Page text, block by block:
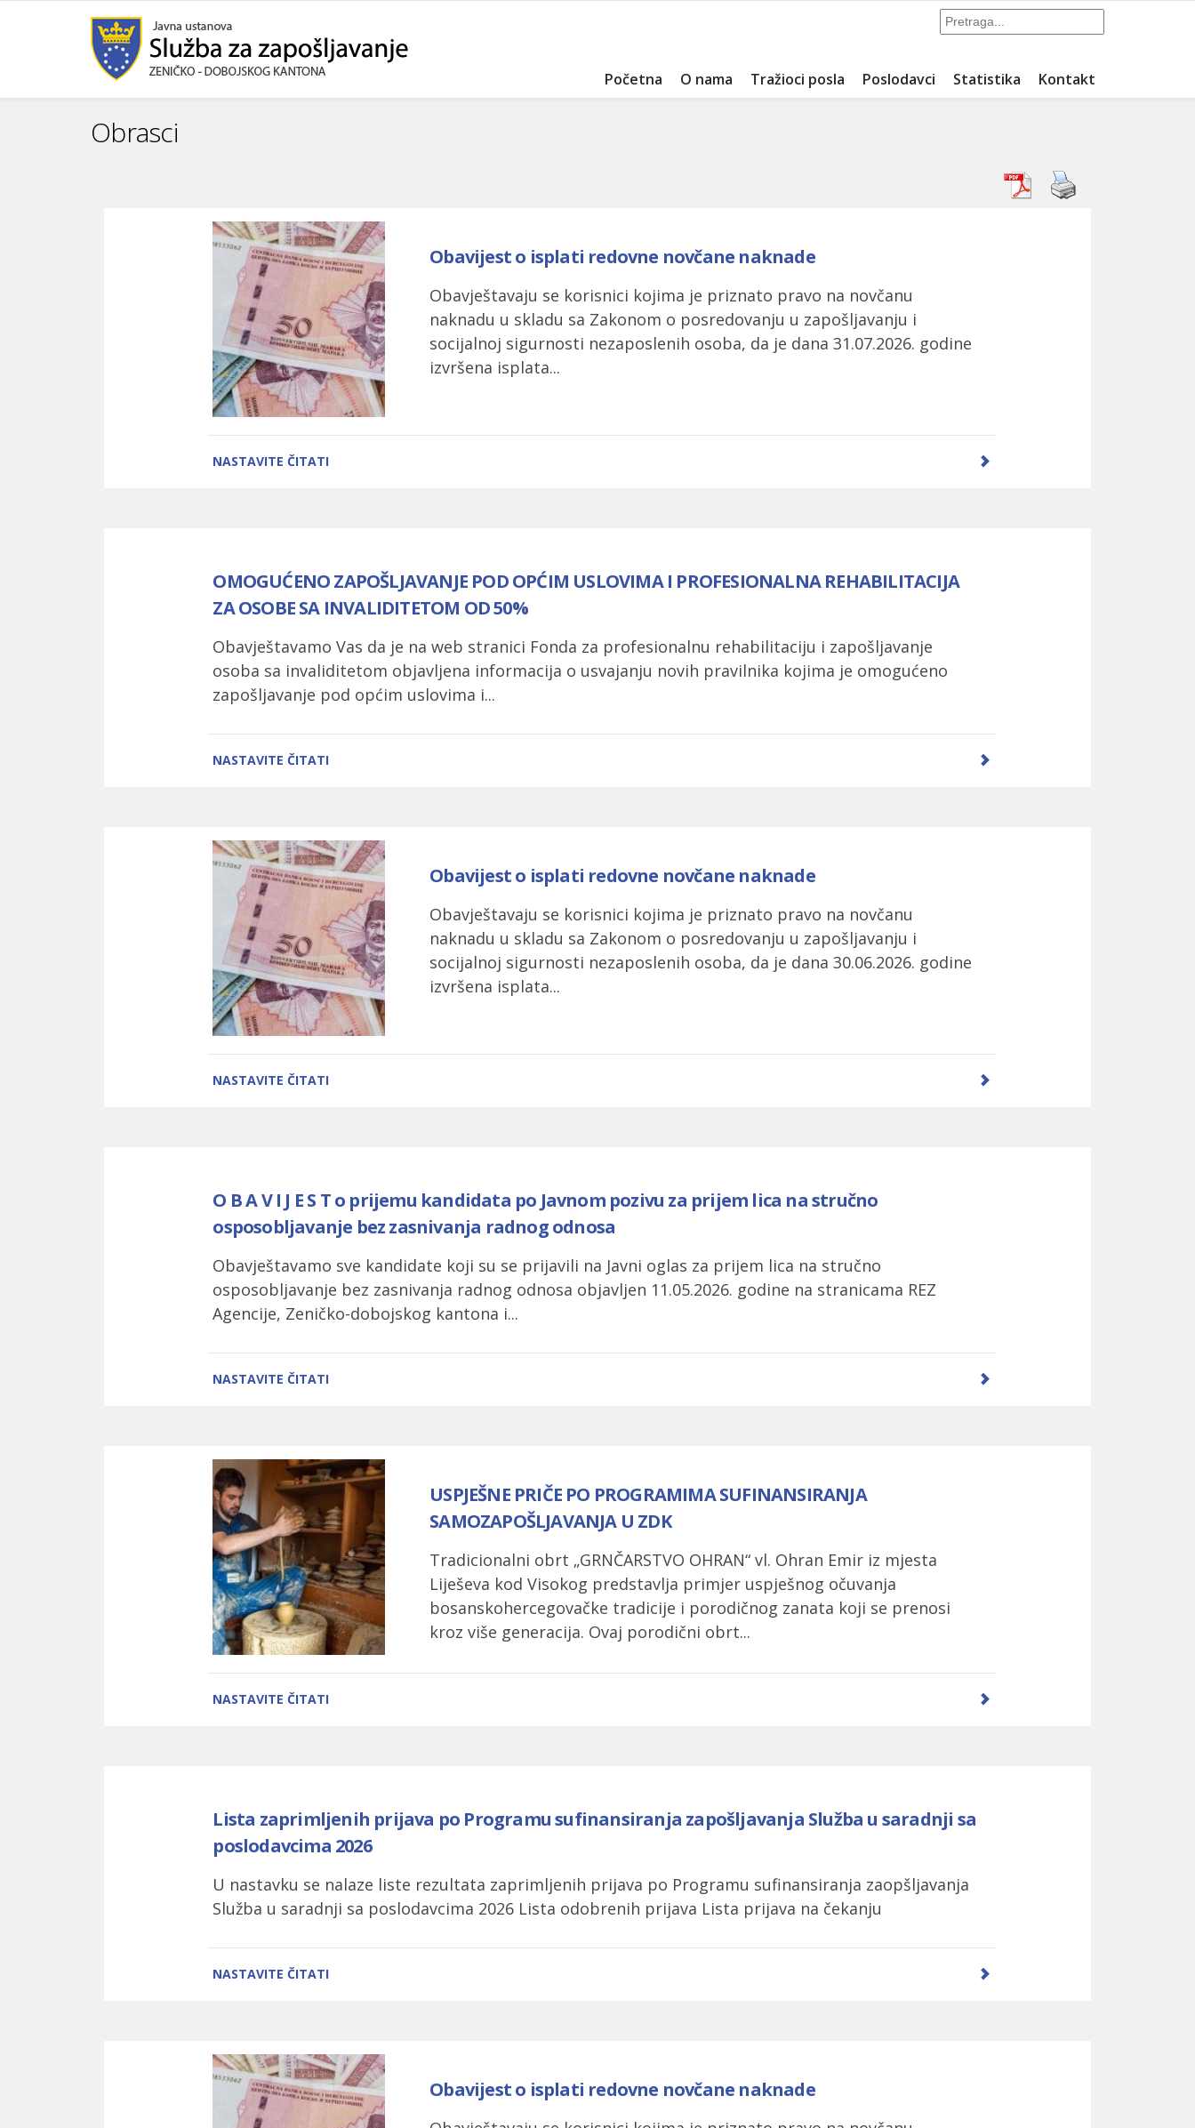
Početna O nama Tražioci posla Poslodavci Statistika Kontakt
Obrasci
Obavijest o isplati redovne novčane naknade
Obavještavaju se korisnici kojima je priznato pravo na novčanu
naknadu u skladu sa Zakonom o posredovanju u zapošljavanju i
socijalnoj sigurnosti nezaposlenih osoba, da je dana 31.07.2026. godine
izvršena isplata...
NASTAVITE ČITATI
OMOGUĆENO ZAPOŠLJAVANJE POD OPĆIM USLOVIMA I PROFESIONALNA REHABILITACIJA
ZA OSOBE SA INVALIDITETOM OD 50%
Obavještavamo Vas da je na web stranici Fonda za profesionalnu rehabilitaciju i zapošljavanje
osoba sa invaliditetom objavljena informacija o usvajanju novih pravilnika kojima je omogućeno
zapošljavanje pod općim uslovima i...
NASTAVITE ČITATI
Obavijest o isplati redovne novčane naknade
Obavještavaju se korisnici kojima je priznato pravo na novčanu
naknadu u skladu sa Zakonom o posredovanju u zapošljavanju i
socijalnoj sigurnosti nezaposlenih osoba, da je dana 30.06.2026. godine
izvršena isplata...
NASTAVITE ČITATI
O B A V I J E S T o prijemu kandidata po Javnom pozivu za prijem lica na stručno
osposobljavanje bez zasnivanja radnog odnosa
Obavještavamo sve kandidate koji su se prijavili na Javni oglas za prijem lica na stručno
osposobljavanje bez zasnivanja radnog odnosa objavljen 11.05.2026. godine na stranicama REZ
Agencije, Zeničko-dobojskog kantona i...
NASTAVITE ČITATI
USPJEŠNE PRIČE PO PROGRAMIMA SUFINANSIRANJA
SAMOZAPOŠLJAVANJA U ZDK
Tradicionalni obrt „GRNČARSTVO OHRAN“ vl. Ohran Emir iz mjesta
Liješeva kod Visokog predstavlja primjer uspješnog očuvanja
bosanskohercegovačke tradicije i porodičnog zanata koji se prenosi
kroz više generacija. Ovaj porodični obrt...
NASTAVITE ČITATI
Lista zaprimljenih prijava po Programu sufinansiranja zapošljavanja Služba u saradnji sa
poslodavcima 2026
U nastavku se nalaze liste rezultata zaprimljenih prijava po Programu sufinansiranja zaopšljavanja
Služba u saradnji sa poslodavcima 2026 Lista odobrenih prijava Lista prijava na čekanju
NASTAVITE ČITATI
Obavijest o isplati redovne novčane naknade